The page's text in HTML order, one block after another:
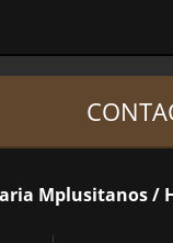
Mplusitanos /